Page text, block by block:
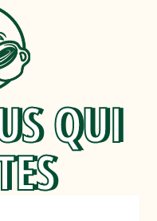
QUI